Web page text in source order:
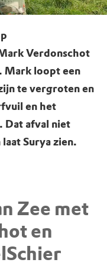
Verdonschot
Mark loopt een
te vergroten en
en het
afval niet
Surya zien.
Zee met
en